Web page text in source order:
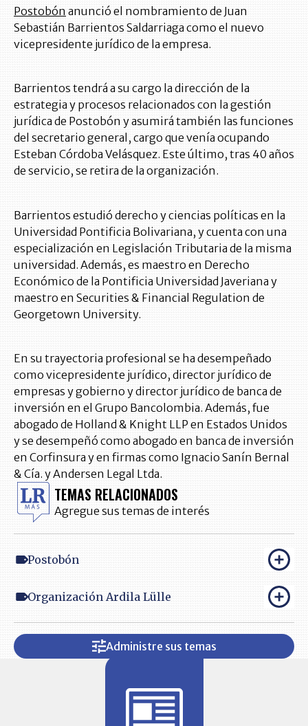
Postobón anunció el nombramiento de Juan
Sebastián Barrientos Saldarriaga como el nuevo
vicepresidente jurídico de la empresa.
Barrientos tendrá a su cargo la dirección de la
estrategia y procesos relacionados con la gestión
jurídica de Postobón y asumirá también las funciones
del secretario general, cargo que venía ocupando
Esteban Córdoba Velásquez. Este último, tras 40 años
de servicio, se retira de la organización.
Barrientos estudió derecho y ciencias políticas en la
Universidad Pontificia Bolivariana, y cuenta con una
especialización en Legislación Tributaria de la misma
universidad. Además, es maestro en Derecho
Económico de la Pontificia Universidad Javeriana y
maestro en Securities & Financial Regulation de
Georgetown University.
En su trayectoria profesional se ha desempeñado
como vicepresidente jurídico, director jurídico de
empresas y gobierno y director jurídico de banca de
inversión en el Grupo Bancolombia. Además, fue
abogado de Holland & Knight LLP en Estados Unidos
y se desempeñó como abogado en banca de inversión
en Corfinsura y en firmas como Ignacio Sanín Bernal
& Cía. y Andersen Legal Ltda.
TEMAS RELACIONADOS
Agregue sus temas de interés
Postobón
Organización Ardila Lülle
Administre sus temas